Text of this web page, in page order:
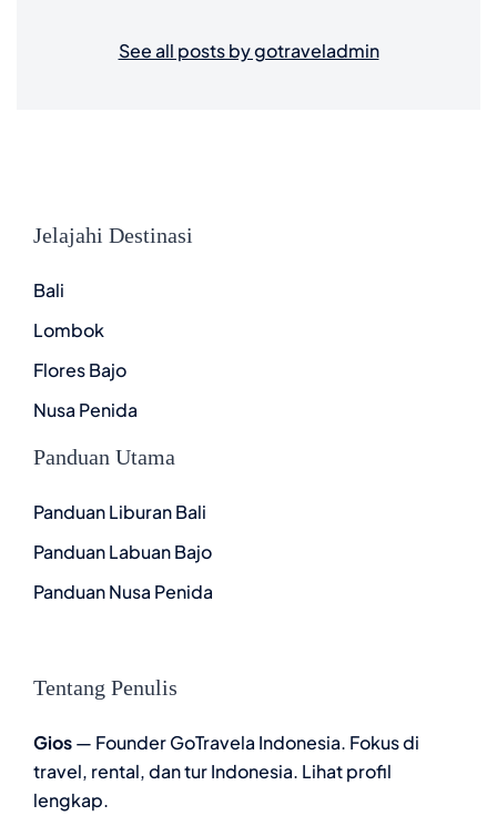
See all posts by gotraveladmin
Jelajahi Destinasi
Bali
Lombok
Flores Bajo
Nusa Penida
Panduan Utama
Panduan Liburan Bali
Panduan Labuan Bajo
Panduan Nusa Penida
Tentang Penulis
Gios— Founder GoTravela Indonesia. Fokus di
travel, rental, dan tur Indonesia. Lihat profil
lengkap.